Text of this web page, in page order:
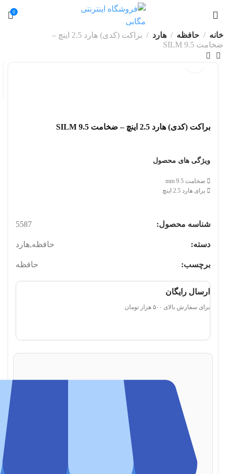
0
خانه حافظه هارد
براکت (کدی) هارد 2.5 اینچ –
ضخامت SILM 9.5
براکت (کدی) هارد 2.5 اینچ – ضخامت SILM 9.5
ویژگی های محصول
ضخامت 9.5 mm
برای هارد 2.5 اینچ
شناسه محصول: 5587
دسته: حافظه,هارد
برچسب: حافظه
ارسال رایگان
برای سفارش‌ بالای ۵۰۰ هزار تومان